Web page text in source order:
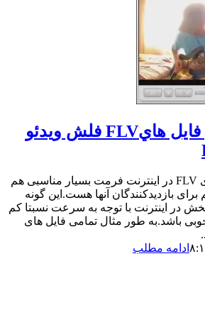
نرم افزار پخش فايل هايFLV فلش ويدئو
امروزه فایل های ویدئوی FLV در اینترنت فرمت بسیار مناسبی هم
بازدیدکنندگان آنها هست.این گونه
پخش در اینترنت با توجه به سرعت نسبتا کم
باشد.به طور مثال تمامی فایل های
ادامه مطلب